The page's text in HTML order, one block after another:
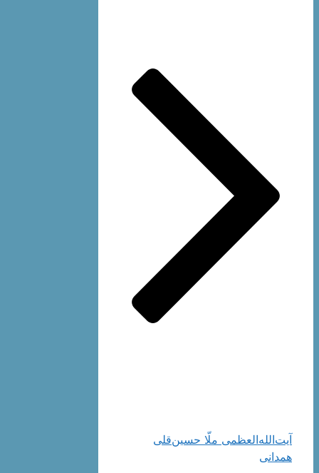
آیت‌الله‌العظمی ملّا حسین‌قلی
همدانی